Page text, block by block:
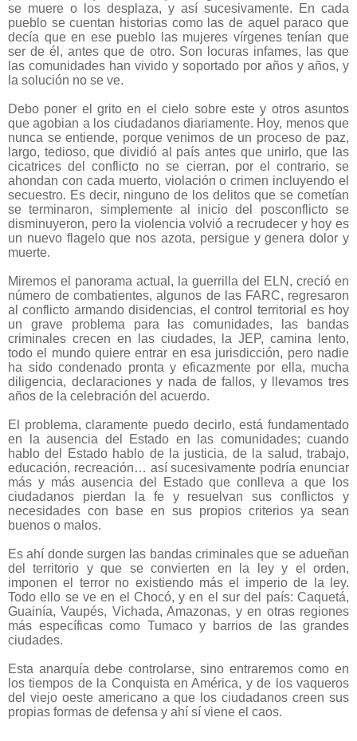
se muere o los desplaza, y así sucesivamente. En cada
pueblo se cuentan historias como las de aquel paraco que
decía que en ese pueblo las mujeres vírgenes tenían que
ser de él, antes que de otro. Son locuras infames, las que
las comunidades han vivido y soportado por años y años, y
la solución no se ve.
Debo poner el grito en el cielo sobre este y otros asuntos
que agobian a los ciudadanos diariamente. Hoy, menos que
nunca se entiende, porque venimos de un proceso de paz,
largo, tedioso, que dividió al país antes que unirlo, que las
cicatrices del conflicto no se cierran, por el contrario, se
ahondan con cada muerto, violación o crimen incluyendo el
secuestro. Es decir, ninguno de los delitos que se cometían
se terminaron, simplemente al inicio del posconflicto se
disminuyeron, pero la violencia volvió a recrudecer y hoy es
un nuevo flagelo que nos azota, persigue y genera dolor y
muerte.
Miremos el panorama actual, la guerrilla del ELN, creció en
número de combatientes, algunos de las FARC, regresaron
al conflicto armando disidencias, el control territorial es hoy
un grave problema para las comunidades, las bandas
criminales crecen en las ciudades, la JEP, camina lento,
todo el mundo quiere entrar en esa jurisdicción, pero nadie
ha sido condenado pronta y eficazmente por ella, mucha
diligencia, declaraciones y nada de fallos, y llevamos tres
años de la celebración del acuerdo.
El problema, claramente puedo decirlo, está fundamentado
en la ausencia del Estado en las comunidades; cuando
hablo del Estado hablo de la justicia, de la salud, trabajo,
educación, recreación… así sucesivamente podría enunciar
más y más ausencia del Estado que conlleva a que los
ciudadanos pierdan la fe y resuelvan sus conflictos y
necesidades con base en sus propios criterios ya sean
buenos o malos.
Es ahí donde surgen las bandas criminales que se adueñan
del territorio y que se convierten en la ley y el orden,
imponen el terror no existiendo más el imperio de la ley.
Todo ello se ve en el Chocó, y en el sur del país: Caquetá,
Guainía, Vaupés, Vichada, Amazonas, y en otras regiones
más específicas como Tumaco y barrios de las grandes
ciudades.
Esta anarquía debe controlarse, sino entraremos como en
los tiempos de la Conquista en América, y de los vaqueros
del viejo oeste americano a que los ciudadanos creen sus
propias formas de defensa y ahí sí viene el caos.